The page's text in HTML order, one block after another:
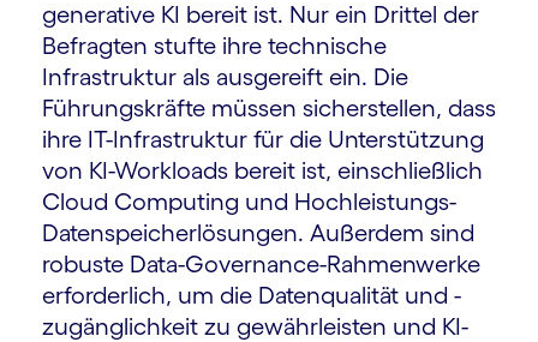
generative KI bereit ist. Nur ein Drittel der
Befragten stufte ihre technische
Infrastruktur als ausgereift ein. Die
Führungskräfte müssen sicherstellen, dass
ihre IT-Infrastruktur für die Unterstützung
von KI-Workloads bereit ist, einschließlich
Cloud Computing und Hochleistungs-
Datenspeicherlösungen. Außerdem sind
robuste Data-Governance-Rahmenwerke
erforderlich, um die Datenqualität und -
zugänglichkeit zu gewährleisten und KI-